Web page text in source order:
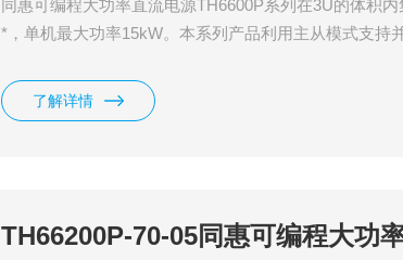
同惠可编程大功率直流电源TH6600P系列在3U的体积
*，单机最大功率15kW。本系列产品利用主从模式支持
波形！具有高可靠性，高效的设置功能和丰富的测量功能
了解详情
TH66200P-70-05同惠可编程大功